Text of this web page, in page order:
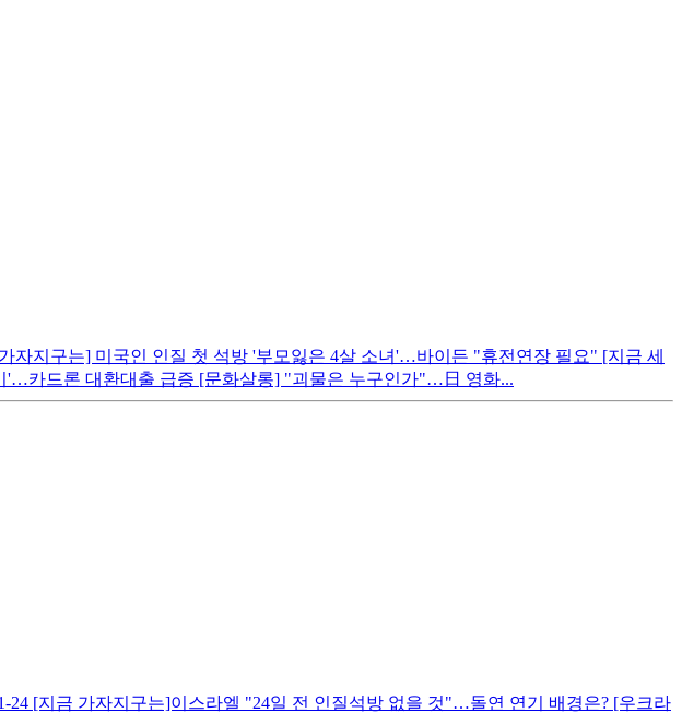
자지구는] 미국인 인질 첫 석방 '부모잃은 4살 소녀'…바이든 "휴전연장 필요" [지금 세
'…카드론 대환대출 급증 [문화살롱] "괴물은 누구인가"…日 영화...
24 [지금 가자지구는]이스라엘 "24일 전 인질석방 없을 것"…돌연 연기 배경은? [우크라